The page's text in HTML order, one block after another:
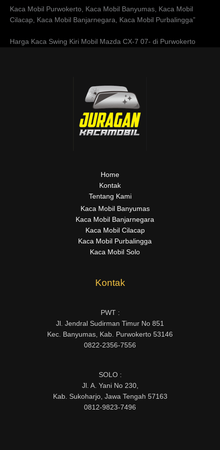
Kaca Mobil Purwokerto, Kaca Mobil Banyumas, Kaca Mobil
Cilacap, Kaca Mobil Banjarnegara, Kaca Mobil Purbalingga”
Harga Kaca Swing Kiri Mobil Mazda CX-7 07- di Purwokerto
Home
Kontak
Tentang Kami
Kaca Mobil Banyumas
Kaca Mobil Banjarnegara
Kaca Mobil Cilacap
Kaca Mobil Purbalingga
Kaca Mobil Solo
Kontak
PWT :
Jl. Jendral Sudirman Timur No 851
Kec. Banyumas, Kab. Purwokerto 53146
0822-2356-7556
SOLO :
Jl. A. Yani No 230,
Kab. Sukoharjo, Jawa Tengah 57163
0812-9823-7496